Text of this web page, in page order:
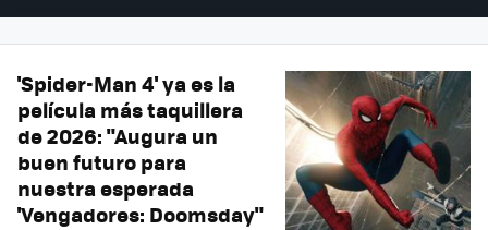
'Spider-Man 4' ya es la
película más taquillera
de 2026: "Augura un
buen futuro para
nuestra esperada
'Vengadores: Doomsday"